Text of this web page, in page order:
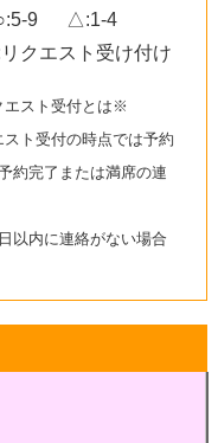
9
△:1-4
クエスト受け付け
とは※
点では予約
約完了または満席の連
がない場合